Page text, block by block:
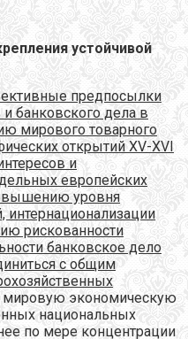
устойчивой
предпосылки
банковского дела в
мирового товарного
открытий XV-XVI
и
европейских
уровня
интернационализации
рискованности
банковское дело
с общим
мировую экономическую
национальных
по мере концентрации